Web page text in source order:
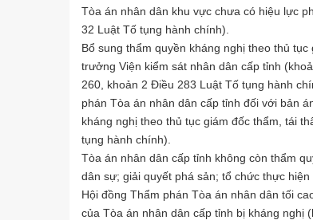
Tòa án nhân dân khu vực chưa có hiệu lực
32 Luật Tố tụng hành chính).
Bổ sung thẩm quyền kháng nghị theo thủ
trưởng Viện kiểm sát nhân dân cấp tỉnh
260, khoản 2 Điều 283 Luật Tố tụng hành
phán Tòa án nhân dân cấp tỉnh đối với bản
kháng nghị theo thủ tục giám đốc thẩm, tái
tụng hành chính).
Tòa án nhân dân cấp tỉnh không còn thẩm
dân sự; giải quyết phá sản; tổ chức thực hiện
Hội đồng Thẩm phán Tòa án nhân dân tối
của Tòa án nhân dân cấp tỉnh bị kháng